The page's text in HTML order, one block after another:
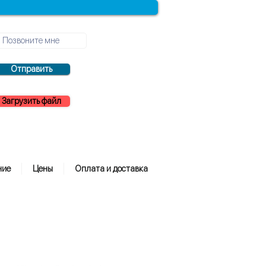
Отправить
Загрузить файл
Цены Оплата и доставка